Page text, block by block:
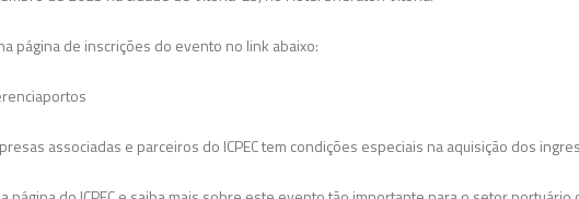
página de inscrições do evento no link abaixo:
associadas e parceiros do ICPEC tem condições especiais na aquisição dos